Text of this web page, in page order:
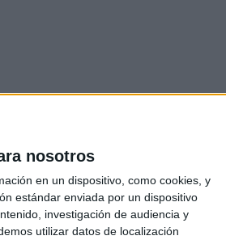
nosotros
en un dispositivo, como cookies, y
estándar enviada por un dispositivo
investigación de audiencia y
utilizar datos de localización